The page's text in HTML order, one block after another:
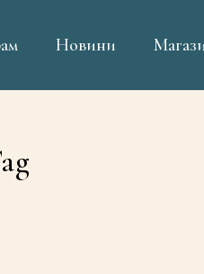
Новини